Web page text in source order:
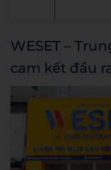
WESET –
cam kết đầu